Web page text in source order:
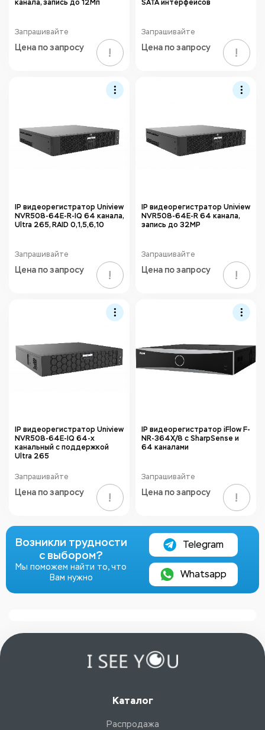
канала, запись до 12Мп
Запрашивайте
Цена по запросу !
SATA интерфейсов
Запрашивайте
Цена по запросу !
IP видеорегистратор Uniview
NVR508-64E-R-IQ 64 канала,
Ultra 265, RAID 0,1,5,6,10
Запрашивайте
Цена по запросу !
IP видеорегистратор Uniview
NVR508-64E-R 64 канала,
запись до 32MP
Запрашивайте
Цена по запросу !
IP видеорегистратор Uniview
NVR508-64E-IQ 64-х
канальный с поддержкой
Ultra 265
Запрашивайте
Цена по запросу !
IP видеорегистратор iFlow F-
NR-364X/8 с SharpSense и
64 каналами
Запрашивайте
Цена по запросу !
Возникли трудности
с выбором?
Мы поможем найти то, что
Вам нужно
Telegram
Whatsapp
Каталог
Распродажа